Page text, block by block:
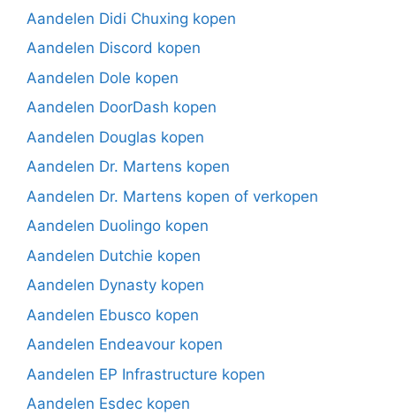
Aandelen Didi Chuxing kopen
Aandelen Discord kopen
Aandelen Dole kopen
Aandelen DoorDash kopen
Aandelen Douglas kopen
Aandelen Dr. Martens kopen
Aandelen Dr. Martens kopen of verkopen
Aandelen Duolingo kopen
Aandelen Dutchie kopen
Aandelen Dynasty kopen
Aandelen Ebusco kopen
Aandelen Endeavour kopen
Aandelen EP Infrastructure kopen
Aandelen Esdec kopen